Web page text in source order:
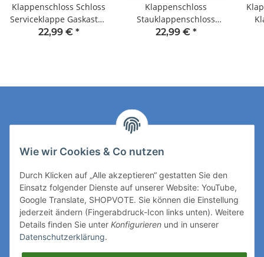
Klappenschloss Schloss
Serviceklappe Gaskasten
Wohnwagen Wohnmobil
22,99 € *
Klappenschloss
Stauklappenschloss
Wohnwagen Wohnmobil
22,99 € *
Mehr über
Ihre Zahlungsmöglichkeiten
Wie wir Cookies & Co nutzen
Durch Klicken auf „Alle akzeptieren“ gestatten Sie den
Einsatz folgender Dienste auf unserer Website: YouTube,
Google Translate, SHOPVOTE. Sie können die Einstellung
jederzeit ändern (Fingerabdruck-Icon links unten). Weitere
Details finden Sie unter Konfigurieren und in unserer
Datenschutzerklärung.